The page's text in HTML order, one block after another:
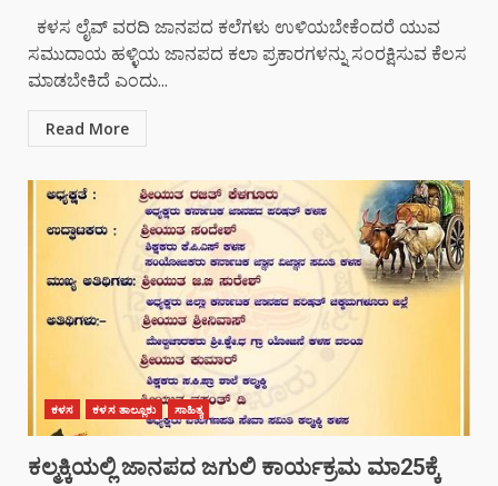
ಕಳಸ ಲೈವ್ ವರದಿ ಜಾನಪದ ಕಲೆಗಳು ಉಳಿಯಬೇಕೆಂದರೆ ಯುವ
ಸಮುದಾಯ ಹಳ್ಳಿಯ ಜಾನಪದ ಕಲಾ ಪ್ರಕಾರಗಳನ್ನು ಸಂರಕ್ಷಿಸುವ ಕೆಲಸ
ಮಾಡಬೇಕಿದೆ ಎಂದು...
Read More
ಕಳಸ ಕಳಸ ತಾಲ್ಲೂಕು ಸಾಹಿತ್ಯ
ಕಲ್ಮಕ್ಕಿಯಲ್ಲಿ ಜಾನಪದ ಜಗುಲಿ ಕಾರ್ಯಕ್ರಮ ಮಾ25ಕ್ಕೆ